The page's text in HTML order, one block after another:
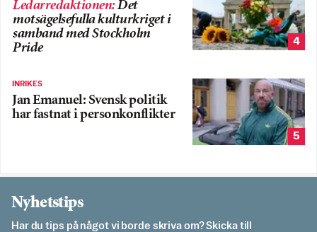
Ledarredaktionen:Det
motsägelsefulla kulturkriget i
samband med Stockholm
Pride
4
INRIKES
Jan Emanuel: Svensk politik
har fastnat i personkonflikter
5
Nyhetstips
Har du tips på något vi borde skriva om? Skicka till